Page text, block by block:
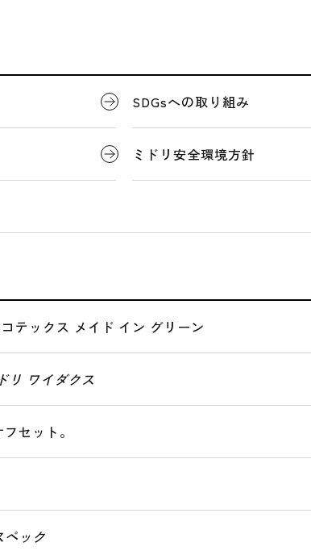
代表者ごあいさつ
会社概要
製品について
デジタルカタログ
SDGsへの取り組み
ミドリ安全環境方針
テックス メイド イン グリーン
リ ワイダクス
セット。
ペック
2025.04.23
シーズン向け